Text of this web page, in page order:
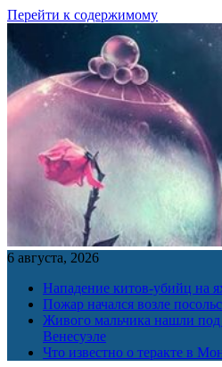
Перейти к содержимому
6 августа, 2026
Нападение китов-убийц на
Пожар начался возле
Живого мальчика нашли под
Венесуэле
Что известно о теракте в